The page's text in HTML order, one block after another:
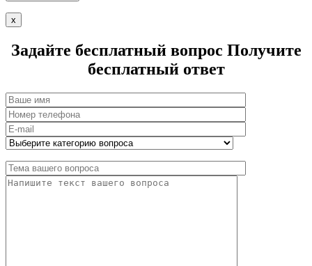
x
Задайте бесплатный вопрос Получите
бесплатный ответ